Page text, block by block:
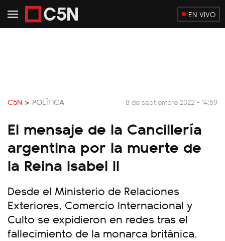
EN VIVO
C5N > POLÍTICA 8 de septiembre 2022 - 14:59
El mensaje de la Cancillería
argentina por la muerte de
la Reina Isabel II
Desde el Ministerio de Relaciones
Exteriores, Comercio Internacional y
Culto se expidieron en redes tras el
fallecimiento de la monarca británica.